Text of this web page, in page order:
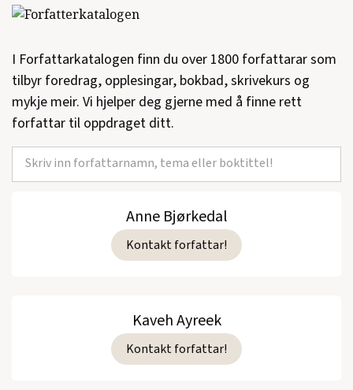
I Forfattarkatalogen finn du over 1800 forfattarar som
tilbyr foredrag, opplesingar, bokbad, skrivekurs og
mykje meir. Vi hjelper deg gjerne med å finne rett
forfattar til oppdraget ditt.
Anne Bjørkedal
Kontakt forfattar!
Kaveh Ayreek
Kontakt forfattar!